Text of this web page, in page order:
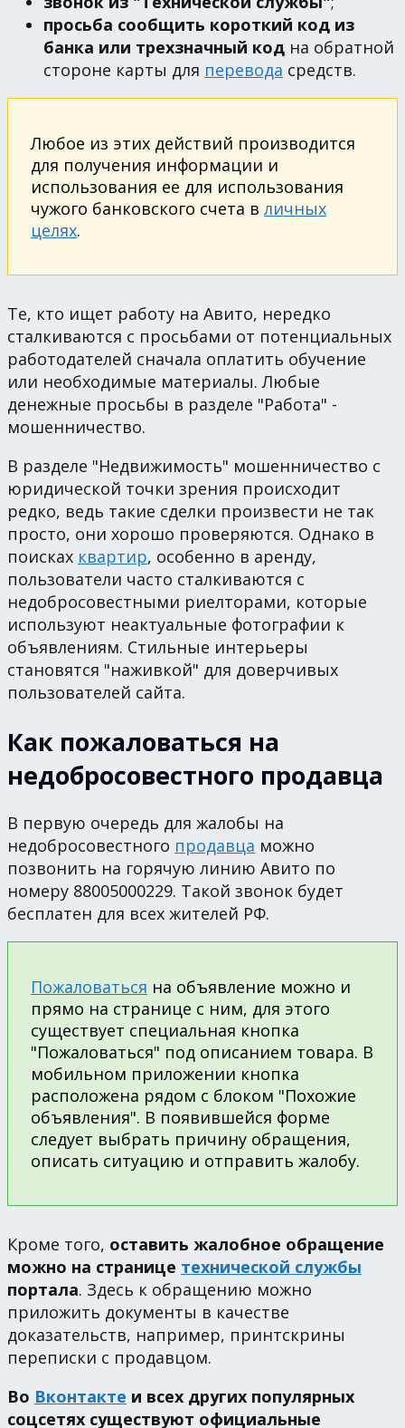
просьба сообщить короткий код из
банка или трехзначный код на обратной
стороне карты для перевода средств.
Любое из этих действий производится
для получения информации и
использования ее для использования
чужого банковского счета в личных
целях.
Те, кто ищет работу на Авито, нередко
сталкиваются с просьбами от потенциальных
работодателей сначала оплатить обучение
или необходимые материалы. Любые
денежные просьбы в разделе "Работа" -
мошенничество.
В разделе "Недвижимость" мошенничество с
юридической точки зрения происходит
редко, ведь такие сделки произвести не так
просто, они хорошо проверяются. Однако в
поисках квартир, особенно в аренду,
пользователи часто сталкиваются с
недобросовестными риелторами, которые
используют неактуальные фотографии к
объявлениям. Стильные интерьеры
становятся "наживкой" для доверчивых
пользователей сайта.
Как пожаловаться на
недобросовестного продавца
В первую очередь для жалобы на
недобросовестного продавца можно
позвонить на горячую линию Авито по
номеру 88005000229. Такой звонок будет
бесплатен для всех жителей РФ.
Пожаловаться на объявление можно и
прямо на странице с ним, для этого
существует специальная кнопка
"Пожаловаться" под описанием товара. В
мобильном приложении кнопка
расположена рядом с блоком "Похожие
объявления". В появившейся форме
следует выбрать причину обращения,
описать ситуацию и отправить жалобу.
Кроме того, оставить жалобное обращение
можно на странице технической службы
портала. Здесь к обращению можно
приложить документы в качестве
доказательств, например, принтскрины
переписки с продавцом.
Во Вконтакте и всех других популярных
соцсетях существуют официальные